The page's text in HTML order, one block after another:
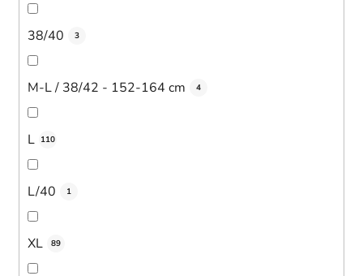
38/40 3
M-L / 38/42 - 152-164 cm 4
L 110
L/40 1
XL 89